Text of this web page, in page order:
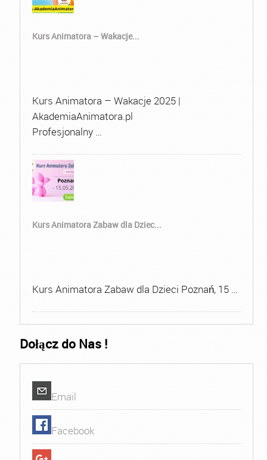
Kurs Animatora – Wakacje...
Kurs Animatora – Wakacje 2025 |
AkademiaAnimatora.pl
Profesjonalny …
Kurs Animatora Zabaw dla Dziec...
Kurs Animatora Zabaw dla Dzieci Poznań, 15 …
Dołącz do Nas !
Email
Facebook